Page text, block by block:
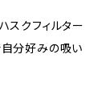
スクフィルター
自分好みの吸い